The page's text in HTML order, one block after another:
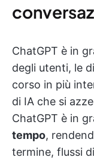
ChatGPT è in
degli utenti, le
corso in più
di IA che si
ChatGPT è in
tempo,
termine, flussi